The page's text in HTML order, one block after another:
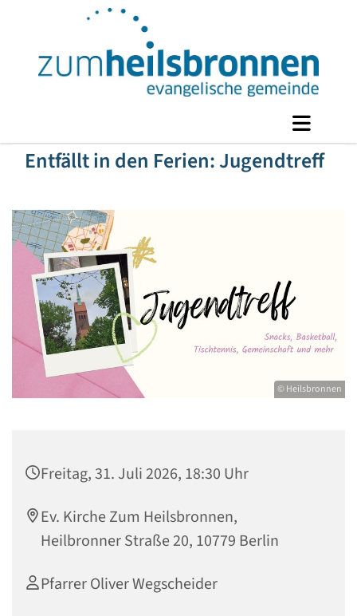
Entfällt in den Ferien: Jugendtreff
© Heilsbronnen
Freitag, 31. Juli 2026, 18:30 Uhr
Ev. Kirche Zum Heilsbronnen,
Heilbronner Straße 20, 10779 Berlin
Pfarrer Oliver Wegscheider